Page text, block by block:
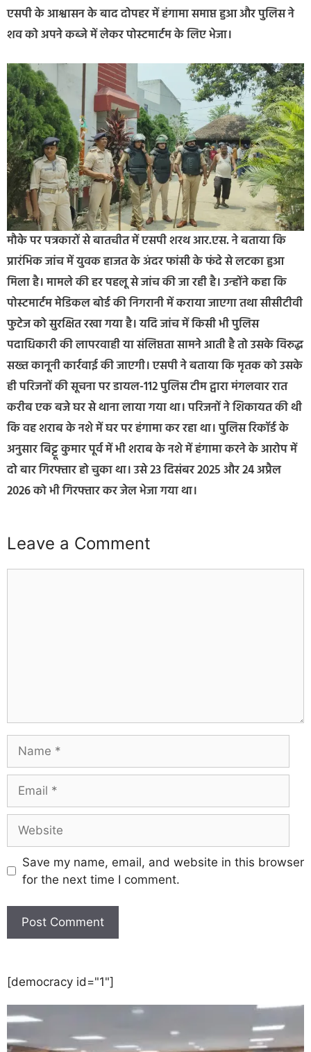
एसपी के आश्वासन के बाद दोपहर में हंगामा समाप्त हुआ और पुलिस ने
शव को अपने कब्जे में लेकर पोस्टमार्टम के लिए भेजा।
मौके पर पत्रकारों से बातचीत में एसपी शरथ आर.एस. ने बताया कि
प्रारंभिक जांच में युवक हाजत के अंदर फांसी के फंदे से लटका हुआ
मिला है। मामले की हर पहलू से जांच की जा रही है। उन्होंने कहा कि
पोस्टमार्टम मेडिकल बोर्ड की निगरानी में कराया जाएगा तथा सीसीटीवी
फुटेज को सुरक्षित रखा गया है। यदि जांच में किसी भी पुलिस
पदाधिकारी की लापरवाही या संलिप्तता सामने आती है तो उसके विरुद्ध
सख्त कानूनी कार्रवाई की जाएगी। एसपी ने बताया कि मृतक को उसके
ही परिजनों की सूचना पर डायल-112 पुलिस टीम द्वारा मंगलवार रात
करीब एक बजे घर से थाना लाया गया था। परिजनों ने शिकायत की थी
कि वह शराब के नशे में घर पर हंगामा कर रहा था। पुलिस रिकॉर्ड के
अनुसार बिट्टू कुमार पूर्व में भी शराब के नशे में हंगामा करने के आरोप में
दो बार गिरफ्तार हो चुका था। उसे 23 दिसंबर 2025 और 24 अप्रैल
2026 को भी गिरफ्तार कर जेल भेजा गया था।
Leave a Comment
Save my name, email, and website in this browser
for the next time I comment.
[democracy id="1"]